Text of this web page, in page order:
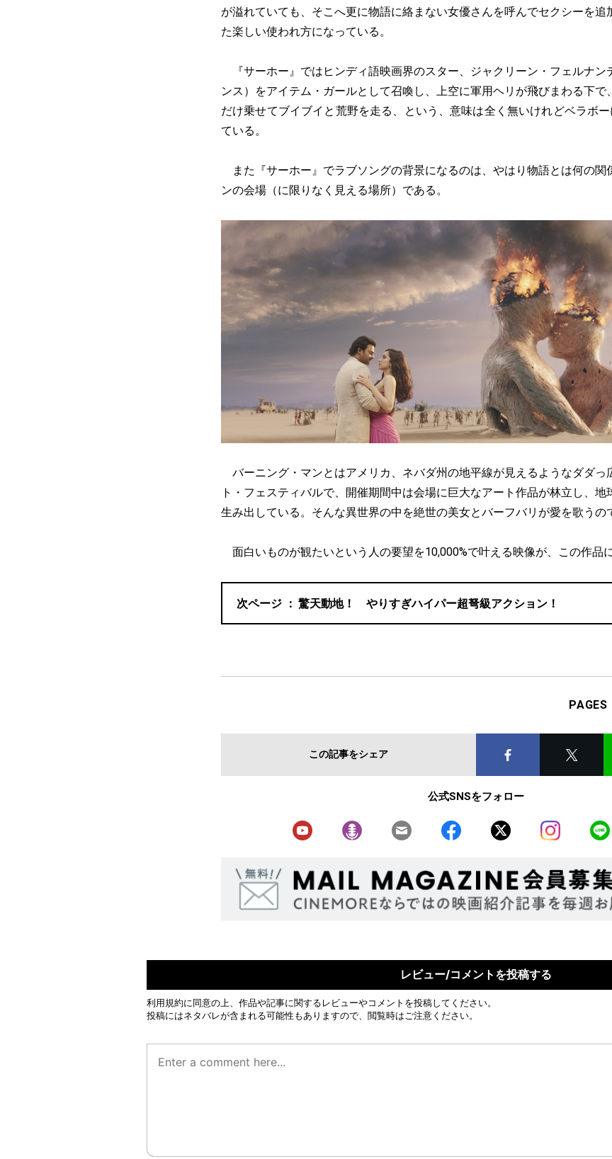
が溢れていても、そこへ更に物語に絡まない女優さんを呼んでセクシーを追
た楽しい使われ方になっている。
『サーホー』ではヒンディ語映画界のスター、ジャクリーン・フェルナン
ンス）をアイテム・ガールとして召喚し、上空に軍用ヘリが飛びまわる下で
だけ乗せてブイブイと荒野を走る、という、意味は全く無いけれどベラボ
ている。
また『サーホー』でラブソングの背景になるのは、やはり物語とは何の関
ンの会場（に限りなく見える場所）である。
バーニング・マンとはアメリカ、ネバダ州の地平線が見えるようなダダっ
ト・フェスティバルで、開催期間中は会場に巨大なアート作品が林立し、地
生み出している。そんな異世界の中を絶世の美女とバーフバリが愛を歌うの
面白いものが観たいという人の要望を10,000%で叶える映像が、この作品
驚天動地！ やりすぎハイパー超弩級アクション！
PAGES
この記事をシェア
公式SNSをフォロー
レビュー/コメントを投稿する
利用規約に同意の上、作品や記事に関するレビューやコメントを投稿してください。
投稿にはネタバレが含まれる可能性もありますので、閲覧時はご注意ください。